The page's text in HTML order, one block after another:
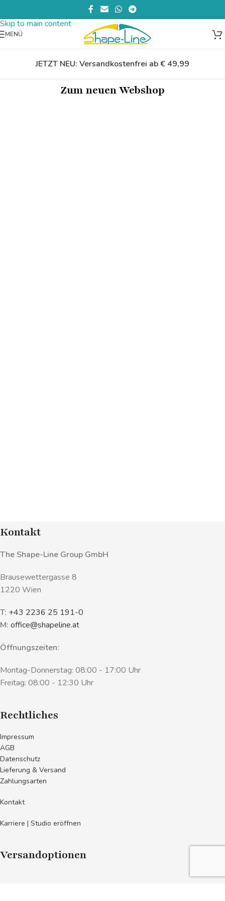
Skip to main content
MENÜ
JETZT NEU: Versandkostenfrei ab € 49,99
Zum neuen Webshop
Kontakt
The Shape-Line Group GmbH
Brausewettergasse 8
1220 Wien
T: +43 2236 25 191-0
M: office@shapeline.at
Öffnungszeiten:
Montag-Donnerstag: 08:00 - 17:00 Uhr
Freitag: 08:00 - 12:30 Uhr
Rechtliches
Impressum
AGB
Datenschutz
Lieferung & Versand
Zahlungsarten
Kontakt
Karriere | Studio eröffnen
Versandoptionen